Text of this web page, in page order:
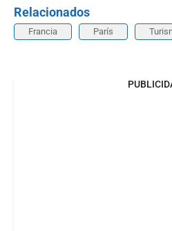
Relacionados
Francia París